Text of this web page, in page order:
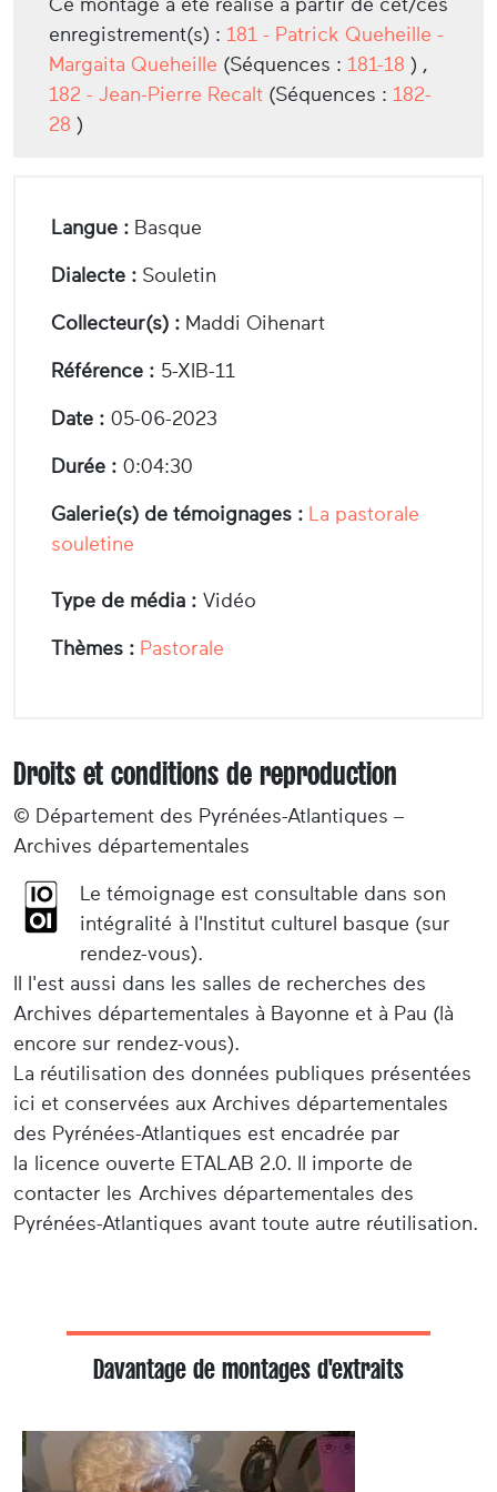
enregistrement(s) : 181 - Patrick Queheille -
Margaita Queheille (Séquences : 181-18 ) ,
182 - Jean-Pierre Recalt (Séquences : 182-
28 )
Langue : Basque
Dialecte : Souletin
Collecteur(s) : Maddi Oihenart
Référence : 5-XIB-11
Date : 05-06-2023
Durée : 0:04:30
Galerie(s) de témoignages : La pastorale
souletine
Type de média : Vidéo
Thèmes : Pastorale
Droits et conditions de reproduction
© Département des Pyrénées-Atlantiques –
Archives départementales
Le témoignage est consultable dans son
intégralité à l'Institut culturel basque (sur
rendez-vous).
Il l'est aussi dans les salles de recherches des
Archives départementales à Bayonne et à Pau (là
encore sur rendez-vous).
La réutilisation des données publiques présentées
ici et conservées aux Archives départementales
des Pyrénées-Atlantiques est encadrée par
la licence ouverte ETALAB 2.0. Il importe de
contacter les Archives départementales des
Pyrénées-Atlantiques avant toute autre réutilisation.
Davantage de montages d'extraits